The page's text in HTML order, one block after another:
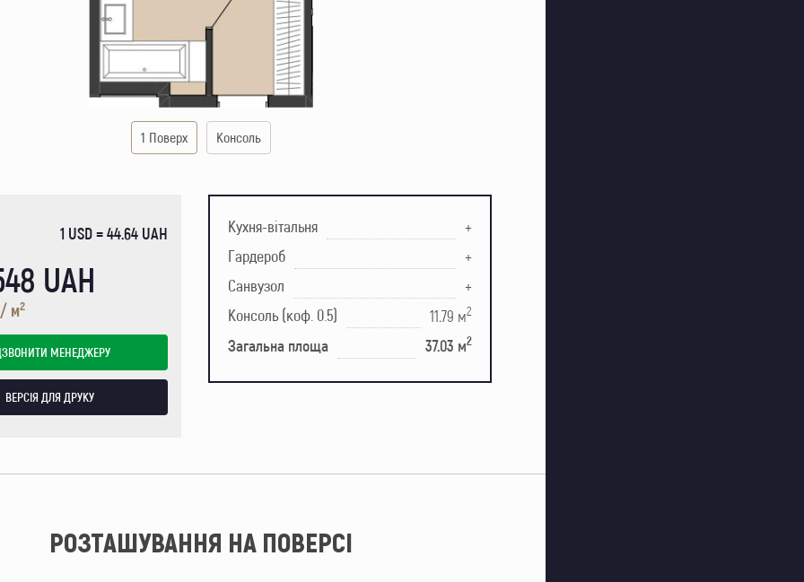
1 Поверх Консоль
Кухня-вітальня +
Гардероб +
Санвузол +
Консоль (коф. 0.5) 11.79 м2
Загальна площа 37.03 м2
1 USD = 44.64 UAH
UAH
/ м2
МЕНЕДЖЕРУ
ВЕРСІЯ ДЛЯ ДРУКУ
РОЗТАШУВАННЯ НА ПОВЕРСІ